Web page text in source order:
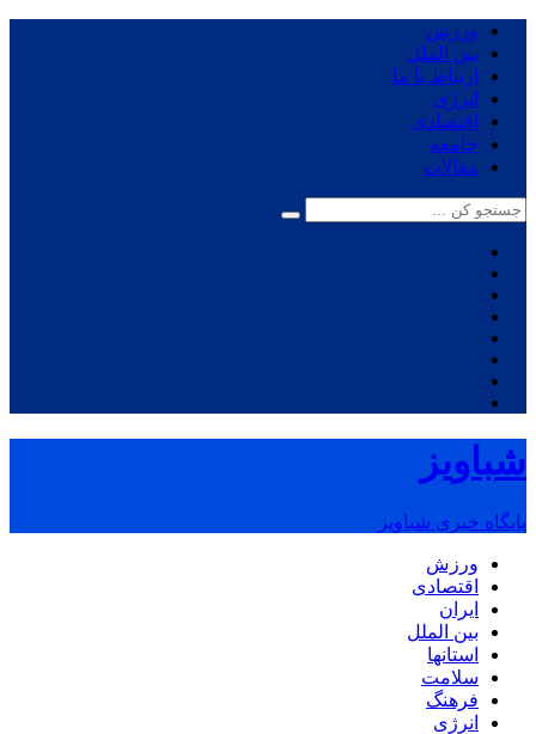
ورزش
بین الملل
ارتباط با ما
انرژی
اقتصادی
جامعه
مقالات
شباویز
پایگاه خبری شباویز
ورزش
اقتصادی
ایران
بین الملل
استانها
سلامت
فرهنگ
انرژی